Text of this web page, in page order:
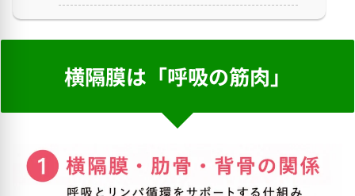
横隔膜は「呼吸の筋肉」